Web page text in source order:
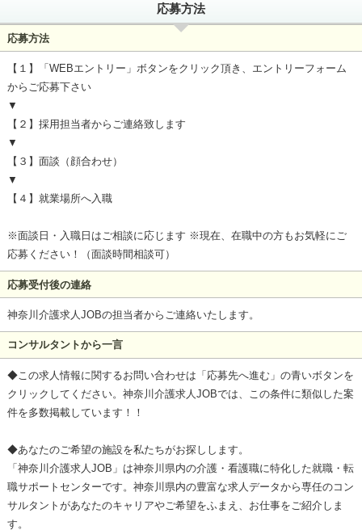
応募方法
応募方法
【１】「WEBエントリー」ボタンをクリック頂き、エントリーフォーム
からご応募下さい
▼
【２】採用担当者からご連絡致します
▼
【３】面談（顔合わせ）
▼
【４】就業場所へ入職
※面談日・入職日はご相談に応じます ※現在、在職中の方もお気軽にご
応募ください！（面談時間相談可）
応募受付後の連絡
神奈川介護求人JOBの担当者からご連絡いたします。
コンサルタントから一言
◆この求人情報に関するお問い合わせは「応募先へ進む」の青いボタンを
クリックしてください。神奈川介護求人JOBでは、この条件に類似した案
件を多数掲載しています！！
◆あなたのご希望の施設を私たちがお探しします。
「神奈川介護求人JOB」は神奈川県内の介護・看護職に特化した就職・転
職サポートセンターです。神奈川県内の豊富な求人データから専任のコン
サルタントがあなたのキャリアやご希望をふまえ、お仕事をご紹介しま
す。